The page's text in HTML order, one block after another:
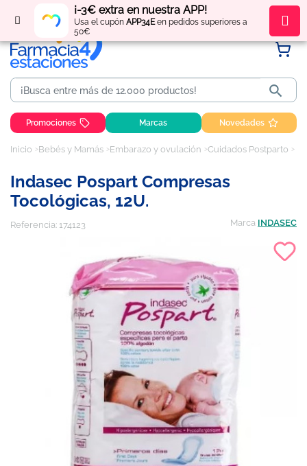
¡-3€ extra en nuestra APP!
Usa el cupón APP34Een pedidos superiores a
50€
Regístratey obténpuntos por tus compras

Promociones Marcas Novedades
Inicio Bebés y Mamás Embarazo y ovulación Cuidados Postparto
Indasec Pospart Compresas
Tocológicas, 12U.
Referencia: 174123 Marca INDASEC